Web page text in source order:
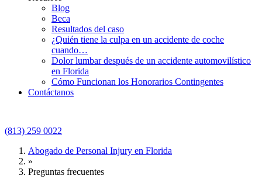
Blog
Beca
Resultados del caso
¿Quién tiene la culpa en un accidente de coche
cuando…
Dolor lumbar después de un accidente automovilístico
en Florida
Cómo Funcionan los Honorarios Contingentes
Contáctanos
(813) 259 0022
Abogado de Personal Injury en Florida
»
Preguntas frecuentes